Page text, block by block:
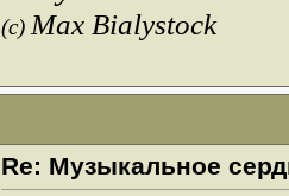
(c)Max Bialystock
Re: Музыкальное